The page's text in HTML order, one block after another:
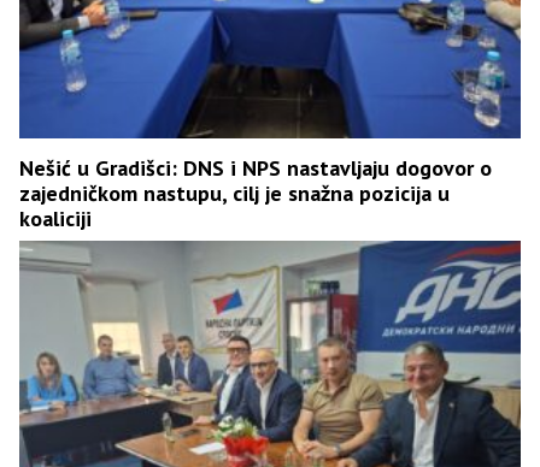
Nešić u Gradišci: DNS i NPS nastavljaju dogovor o
zajedničkom nastupu, cilj je snažna pozicija u
koaliciji